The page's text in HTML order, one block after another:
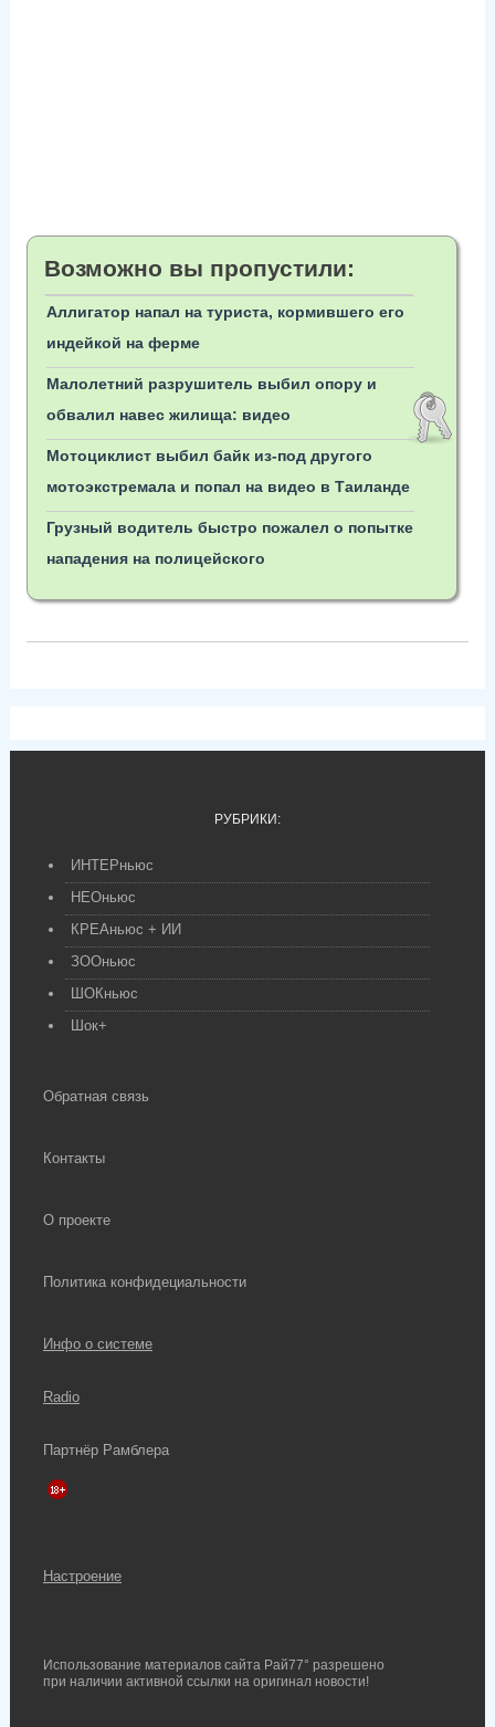
Возможно вы пропустили:
Аллигатор напал на туриста, кормившего его
индейкой на ферме
Малолетний разрушитель выбил опору и
обвалил навес жилища: видео
Мотоциклист выбил байк из-под другого
мотоэкстремала и попал на видео в Таиланде
Грузный водитель быстро пожалел о попытке
нападения на полицейского
РУБРИКИ:
ИНТЕРньюс
НЕОньюс
КРЕАньюс + ИИ
ЗООньюс
ШОКньюс
Шок+
Обратная связь
Контакты
О проекте
Политика конфидециальности
Инфо о системе
Radio
Партнёр Рамблера
Настроение
Использование материалов сайта Рай77° разрешено
при наличии активной ссылки на оригинал новости!